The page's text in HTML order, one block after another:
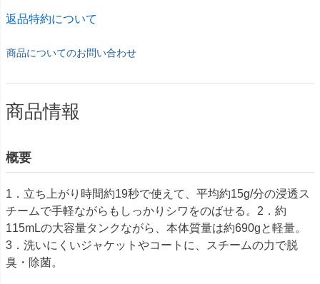
返品特約について
商品についてのお問い合わせ
商品情報
概要
1．立ち上がり時間約19秒で使えて、平均約15g/分の浸透ス
チームで手軽ながらもしっかりシワをのばせる。2．約
115mLの大容量タンクながら、本体質量は約690gと軽量。
3．洗いにくいジャケットやコートに、スチームの力で脱
臭・除菌。